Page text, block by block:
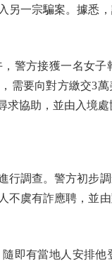
一宗騙案。據悉
方接獲一名女子
需要向對方繳交3
協助，並由入境
調查。警方初步調
虞有詐應聘，並
有當地人安排他